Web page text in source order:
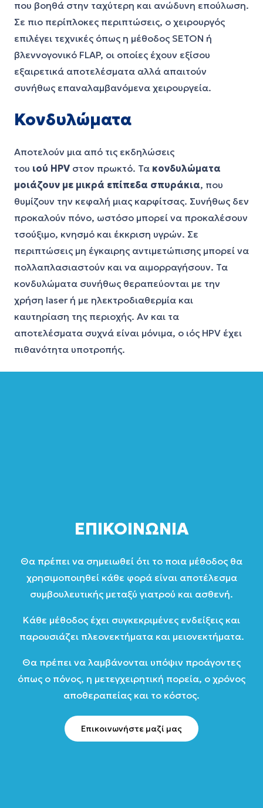
που βοηθά στην ταχύτερη και ανώδυνη επούλωση.
Σε πιο περίπλοκες περιπτώσεις, ο χειρουργός
επιλέγει τεχνικές όπως η μέθοδος SETON ή
βλεννογονικό FLAP, οι οποίες έχουν εξίσου
εξαιρετικά αποτελέσματα αλλά απαιτούν
συνήθως επαναλαμβανόμενα χειρουργεία.
Κονδυλώματα
Αποτελούν μια από τις εκδηλώσεις
του ιού HPV στον πρωκτό. Τα κονδυλώματα
μοιάζουν με μικρά επίπεδα σπυράκια, που
θυμίζουν την κεφαλή μιας καρφίτσας. Συνήθως δεν
προκαλούν πόνο, ωστόσο μπορεί να προκαλέσουν
τσούξιμο, κνησμό και έκκριση υγρών. Σε
περιπτώσεις μη έγκαιρης αντιμετώπισης μπορεί να
πολλαπλασιαστούν και να αιμορραγήσουν. Τα
κονδυλώματα συνήθως θεραπεύονται με την
χρήση laser ή με ηλεκτροδιαθερμία και
καυτηρίαση της περιοχής. Αν και τα
αποτελέσματα συχνά είναι μόνιμα, ο ιός HPV έχει
πιθανότητα υποτροπής.
ΕΠΙΚΟΙΝΩΝΙΑ
Θα πρέπει να σημειωθεί ότι το ποια μέθοδος θα
χρησιμοποιηθεί κάθε φορά είναι αποτέλεσμα
συμβουλευτικής μεταξύ γιατρού και ασθενή.
Κάθε μέθοδος έχει συγκεκριμένες ενδείξεις και
παρουσιάζει πλεονεκτήματα και μειονεκτήματα.
Θα πρέπει να λαμβάνονται υπόψιν προάγοντες
όπως ο πόνος, η μετεγχειρητική πορεία, ο χρόνος
αποθεραπείας και το κόστος.
Επικοινωνήστε μαζί μας